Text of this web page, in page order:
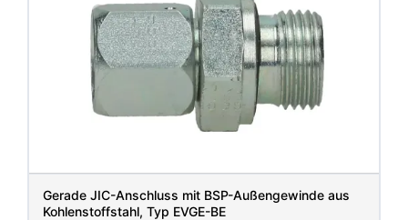
Gerade JIC-Anschluss mit BSP-Außengewinde aus
Kohlenstoffstahl, Typ EVGE-BE